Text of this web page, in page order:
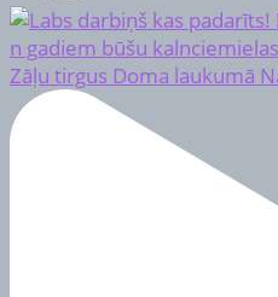
Zāļu tirgus Doma laukumā